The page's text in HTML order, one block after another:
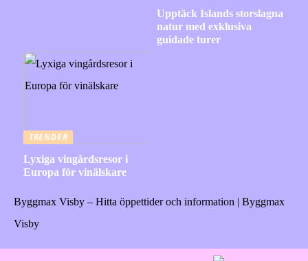
Upptäck Islands storslagna
natur med exklusiva
guidade turer
TRENDER
Lyxiga vingårdsresor i
Europa för vinälskare
Byggmax Visby – Hitta öppettider och information | Byggmax
Visby